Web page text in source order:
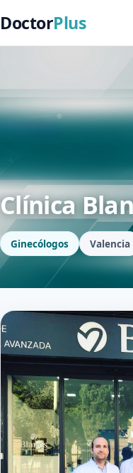
DoctorPlus
Clínica
Ginecólogos Valencia